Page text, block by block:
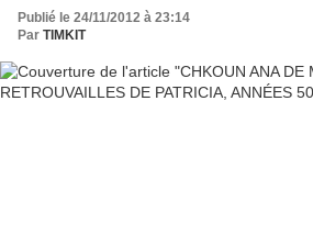
Publié le 24/11/2012 à 23:14
Par TIMKIT